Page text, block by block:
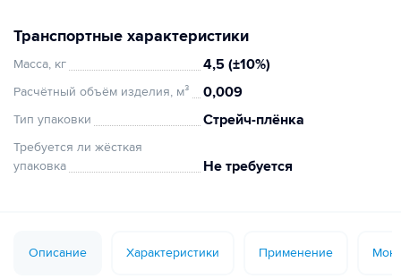
Транспортные характеристики
Масса, кг 4,5 (±10%)
Расчётный объём изделия, м³ 0,009
Тип упаковки Стрейч-плёнка
Требуется ли жёсткая
упаковка
Не требуется
Описание Характеристики Применение